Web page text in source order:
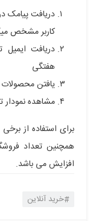
دریافت پیامک
کاربر مشخص
دریافت
هفتگی
یافتن محصولات
مشاهده
برای استفاده از
همچنین تعداد
افزایش می باشد.
خرید آنلاین